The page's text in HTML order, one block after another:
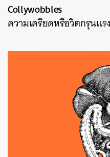
Collywobbles
ความเครียดหรือวิตกรุนแ